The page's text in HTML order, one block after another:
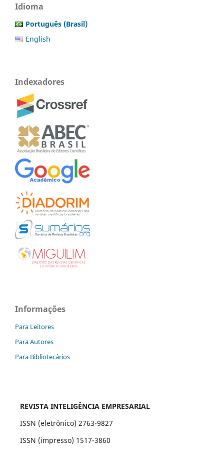
Idioma
Português (Brasil)
English
Indexadores
Informações
Para Leitores
Para Autores
Para Bibliotecários
REVISTA INTELIGÊNCIA EMPRESARIAL
ISSN (eletrônico) 2763-9827
ISSN (impresso) 1517-3860